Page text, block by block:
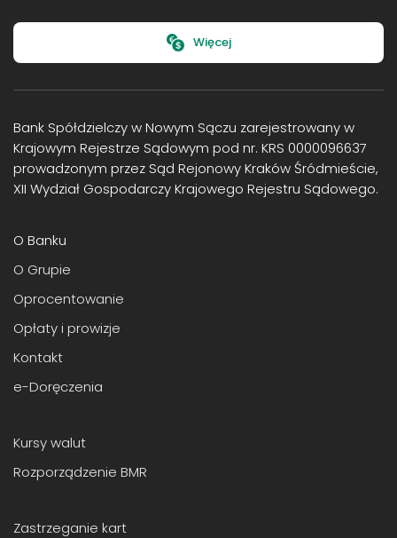
Więcej
Bank Spółdzielczy w Nowym Sączu zarejestrowany w
Krajowym Rejestrze Sądowym pod nr. KRS 0000096637
prowadzonym przez Sąd Rejonowy Kraków Śródmieście,
XII Wydział Gospodarczy Krajowego Rejestru Sądowego.
O Banku
O Grupie
Oprocentowanie
Opłaty i prowizje
Kontakt
e-Doręczenia
Kursy walut
Rozporządzenie BMR
Zastrzeganie kart